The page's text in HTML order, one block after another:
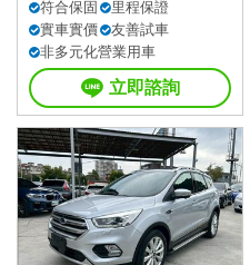
符合保固
里程保證
實車實價
友善試車
非多元化營業用車
立即諮詢